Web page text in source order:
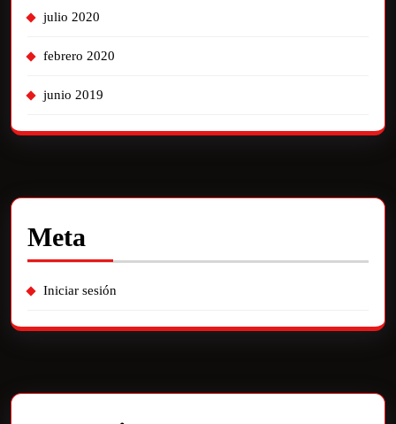
julio 2020
febrero 2020
junio 2019
Meta
Iniciar sesión